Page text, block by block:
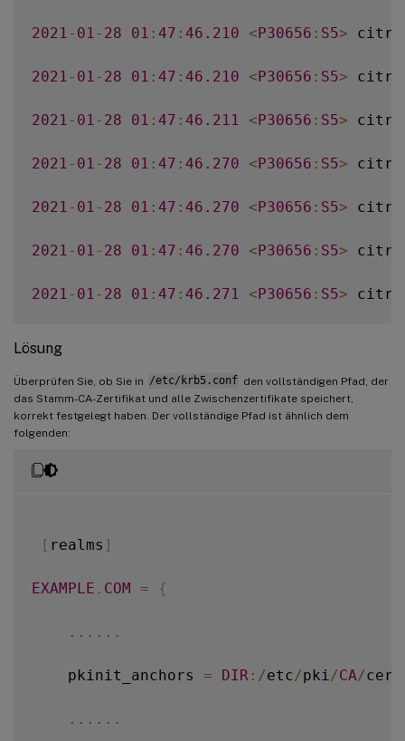
2021 - 01 - 28 01 : 47 : 46.210 <P30656 : S5>
2021 - 01 - 28 01 : 47 : 46.210 <P30656 : S5>
2021 - 01 - 28 01 : 47 : 46.211 <P30656 : S5>
2021 - 01 - 28 01 : 47 : 46.270 <P30656 : S5>
2021 - 01 - 28 01 : 47 : 46.270 <P30656 : S5>
2021 - 01 - 28 01 : 47 : 46.270 <P30656 : S5>
2021 - 01 - 28 01 : 47 : 46.271 <P30656 : S5>
2021- 01 -28 01 :47:46.271 <P30656:S5 >
2021-01-28 01 :47:46.271 <P30656:S5>
2021
Lösung
Überprüfen Sie, ob Sie in /etc/krb5.conf den vollständigen Pfad, der
das Stamm-CA-Zertifikat und alle Zwischenzertifikate speichert,
korrekt festgelegt haben. Der vollständige Pfad ist ähnlich dem
folgenden:
[ realms ]
EXAMPLE . COM = {
... ...
    pkinit_anchors
= DIR : /etc/pki /CA/
... ...